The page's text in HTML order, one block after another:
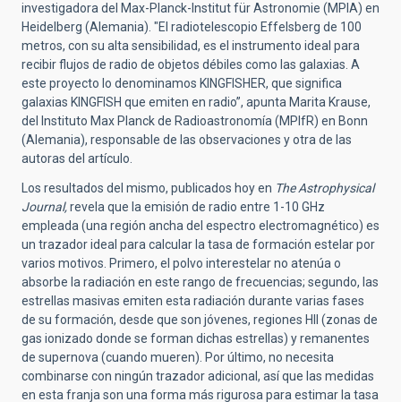
investigadora del Max-Planck-Institut für Astronomie (MPIA) en
Heidelberg (Alemania). "El radiotelescopio Effelsberg de 100
metros, con su alta sensibilidad, es el instrumento ideal para
recibir flujos de radio de objetos débiles como las galaxias. A
este proyecto lo denominamos KINGFISHER, que significa
galaxias KINGFISH que emiten en radio”, apunta Marita Krause,
del Instituto Max Planck de Radioastronomía (MPIfR) en Bonn
(Alemania), responsable de las observaciones y otra de las
autoras del artículo.
Los resultados del mismo, publicados hoy en The Astrophysical
Journal,revela que la emisión de radio entre 1-10 GHz
empleada (una región ancha del espectro electromagnético) es
un trazador ideal para calcular la tasa de formación estelar por
varios motivos. Primero, el polvo interestelar no atenúa o
absorbe la radiación en este rango de frecuencias; segundo, las
estrellas masivas emiten esta radiación durante varias fases
de su formación, desde que son jóvenes, regiones HII (zonas de
gas ionizado donde se forman dichas estrellas) y remanentes
de supernova (cuando mueren). Por último, no necesita
combinarse con ningún trazador adicional, así que las medidas
en esta franja son una forma más rigurosa para estimar la tasa